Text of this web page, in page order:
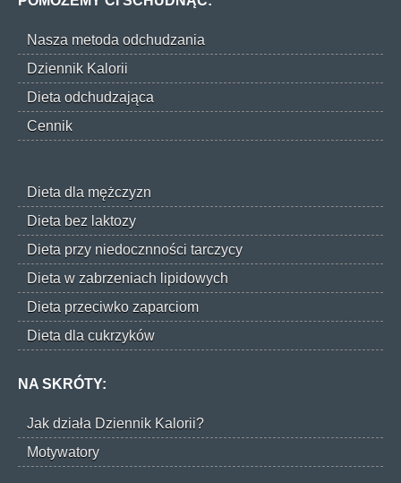
Nasza metoda odchudzania
Dziennik Kalorii
Dieta odchudzająca
Cennik
Dieta dla mężczyzn
Dieta bez laktozy
Dieta przy niedocznności tarczycy
Dieta w zabrzeniach lipidowych
Dieta przeciwko zaparciom
Dieta dla cukrzyków
NA SKRÓTY:
Jak działa Dziennik Kalorii?
Motywatory